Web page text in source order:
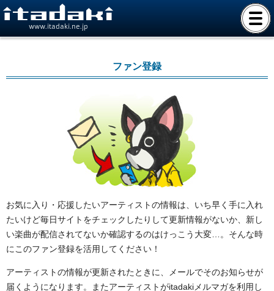
www.itadaki.ne.jp
ファン登録
お気に入り・応援したいアーティストの情報は、いち早く手に入れ
たいけど毎日サイトをチェックしたりして更新情報がないか、新し
い楽曲が配信されてないか確認するのはけっこう大変…。そんな時
にこのファン登録を活用してください！
アーティストの情報が更新されたときに、メールでそのお知らせが
届くようになります。またアーティストがitadakiメルマガを利用し